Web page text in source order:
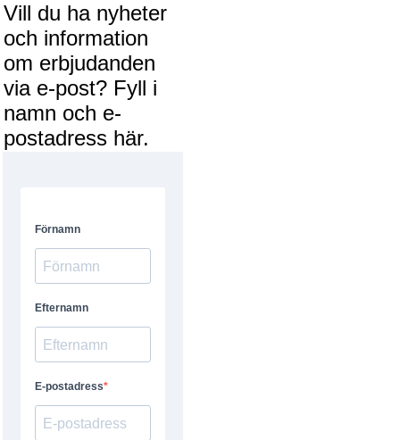
Vill du ha nyheter
och information
om erbjudanden
via e-post? Fyll i
namn och e-
postadress här.